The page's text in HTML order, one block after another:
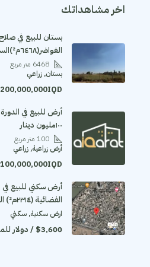
اخر مشاهداتك
بستان للبيع في
الغواضر(٦٤٦٨م²)السعر للدونم ٢٠٠مليون دينار
6468 متر مربع
بستان, زراعي
200,000,000IQD / للدونم
١٠٠مليون دينار
100 متر مربع
أرض زراعية, زراعي
100,000,000IQD
الفضائية (٢٣١٤م²) السعر للمتر ٣٦٠٠دولار
ارض سكنية, سكني
$3,600 / دولار للمتر